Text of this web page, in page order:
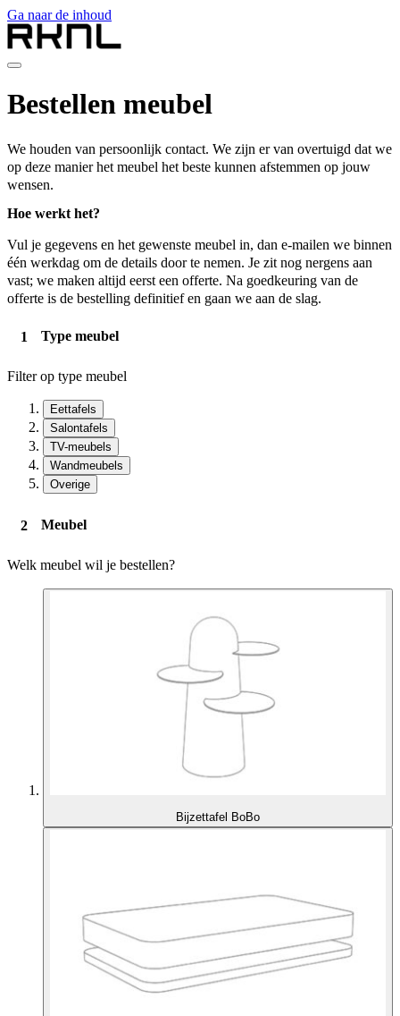
Ga naar de inhoud
Collectie
Over RKNL
Contact
nl
de
en
Bestellen meubel
We houden van persoonlijk contact. We zijn er van overtuigd dat we
op deze manier het meubel het beste kunnen afstemmen op jouw
wensen.
Hoe werkt het?
Vul je gegevens en het gewenste meubel in, dan e-mailen we binnen
één werkdag om de details door te nemen. Je zit nog nergens aan
vast; we maken altijd eerst een offerte. Na goedkeuring van de
offerte is de bestelling definitief en gaan we aan de slag.
Type meubel
Filter op type meubel
Eettafels
Salontafels
TV-meubels
Wandmeubels
Overige
Meubel
Welk meubel wil je bestellen?
Bijzettafel BoBo